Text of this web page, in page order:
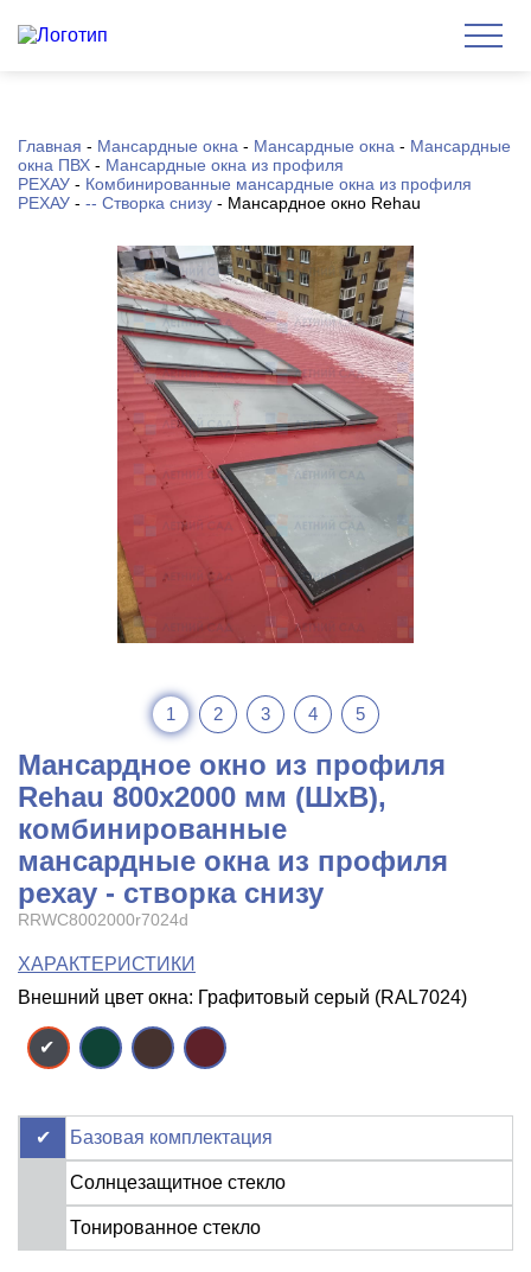
Главная - Мансардные окна - Мансардные окна - Мансардные
окна ПВХ - Мансардные окна из профиля
РЕХАУ - Комбинированные мансардные окна из профиля
РЕХАУ - -- Створка снизу - Мансардное окно Rehau
1 2 3 4 5
Мансардное окно из профиля
Rehau 800x2000 мм (ШхВ),
комбинированные
мансардные окна из профиля
рехау - створка снизу
RRWC8002000r7024d
ХАРАКТЕРИСТИКИ
Внешний цвет окна: Графитовый серый (RAL7024)
Базовая комплектация
Солнцезащитное стекло
Тонированное стекло